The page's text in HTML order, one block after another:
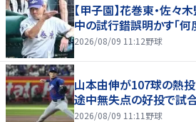
【甲子園】花巻東・佐
中の試行錯誤明かす「
2026/08/09 11:12野球
山本由伸が107球の熱
途中無失点の好投で試
2026/08/09 11:11 野球